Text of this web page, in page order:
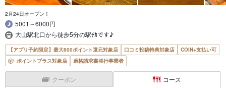
2月24日オープン！
5001～6000円
大山駅北口から徒歩5分の駅ﾁｶです♪
【アプリ予約限定】最大800ポイント還元対象店 口コミ投稿特典対象店
COIN+支払い可
ポイントプラス対象店
適格請求書発行事業者
クーポン コース